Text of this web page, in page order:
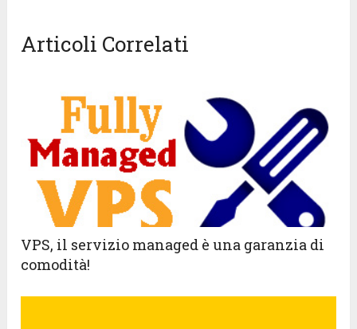
Articoli Correlati
VPS, il servizio managed è una garanzia di
comodità!